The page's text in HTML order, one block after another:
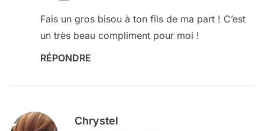
Fais un gros bisou à ton fils de ma part ! C’est
un très beau compliment pour moi !
RÉPONDRE
Chrystel